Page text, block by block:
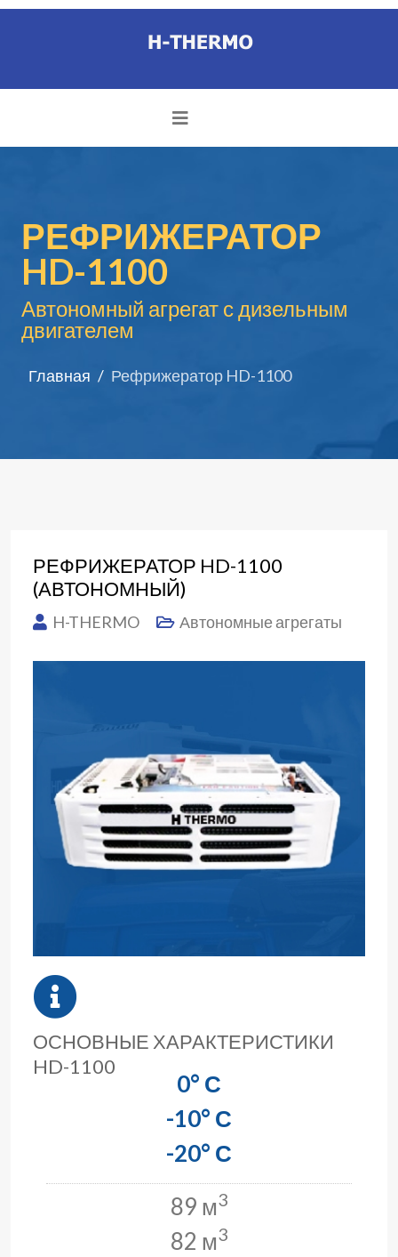
РЕФРИЖЕРАТОР
HD-1100
Автономный агрегат с дизельным
двигателем
Главная Рефрижератор HD-1100
РЕФРИЖЕРАТОР HD-1100
(АВТОНОМНЫЙ)
H-THERMO Автономные агрегаты
ОСНОВНЫЕ ХАРАКТЕРИСТИКИ
HD-1100
0° С
-10° С
-20° С
89 м3
82 м3